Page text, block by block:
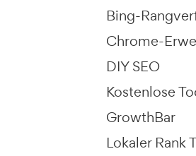
Bing-
Chrome-
DIY SEO
Kostenlose
GrowthBar
Lokaler Rank